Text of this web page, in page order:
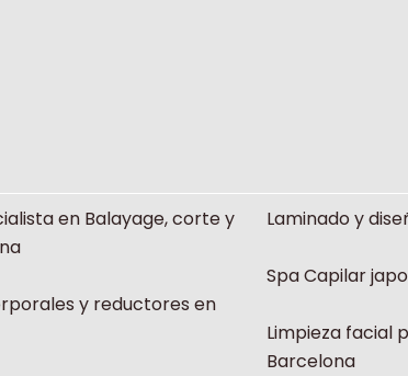
en Balayage, corte y
y reductores en
Laminado y
Spa Capilar
Limpieza facial
Barcelona